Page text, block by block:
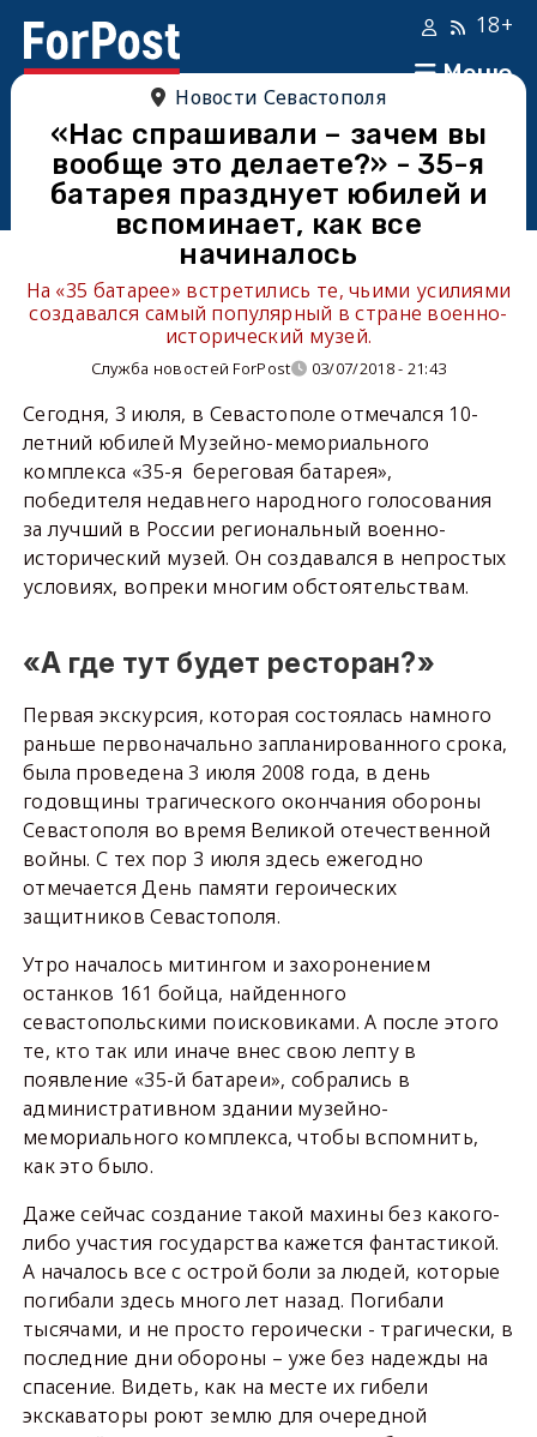
Меню
18+
Новости Севастополя
«Нас спрашивали – зачем вы
вообще это делаете?» - 35-я
батарея празднует юбилей и
вспоминает, как все
начиналось
На «35 батарее» встретились те, чьими усилиями
создавался самый популярный в стране военно-
исторический музей.
Служба новостей ForPost 03/07/2018 - 21:43
Сегодня, 3 июля, в Севастополе отмечался 10-
летний юбилей Музейно-мемориального
комплекса «35-я береговая батарея»,
победителя недавнего народного голосования
за лучший в России региональный военно-
исторический музей. Он создавался в непростых
условиях, вопреки многим обстоятельствам.
«А где тут будет ресторан?»
Первая экскурсия, которая состоялась намного
раньше первоначально запланированного срока,
была проведена 3 июля 2008 года, в день
годовщины трагического окончания обороны
Севастополя во время Великой отечественной
войны. С тех пор 3 июля здесь ежегодно
отмечается День памяти героических
защитников Севастополя.
Утро началось митингом и захоронением
останков 161 бойца, найденного
севастопольскими поисковиками. А после этого
те, кто так или иначе внес свою лепту в
появление «35-й батареи», собрались в
административном здании музейно-
мемориального комплекса, чтобы вспомнить,
как это было.
Даже сейчас создание такой махины без какого-
либо участия государства кажется фантастикой.
А началось все с острой боли за людей, которые
погибали здесь много лет назад. Погибали
тысячами, и не просто героически - трагически, в
последние дни обороны – уже без надежды на
спасение. Видеть, как на месте их гибели
экскаваторы роют землю для очередной